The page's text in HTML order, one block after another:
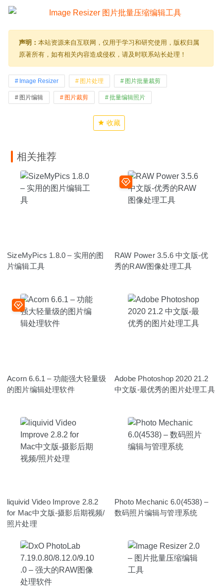
声明： 本站资源来自互联网，仅用于学习和研究使用，版权归属
原著所有，如有相关内容造成侵权，请及时联系站长处理！
Image Resizer 图片处理 图片批量裁剪
图片编辑 图片裁剪 批量编辑照片
收藏
相关推荐
SizeMyPics 1.8.0 – 实用的图
片编辑工具
RAW Power 3.5.6 中文版-优
秀的RAW图像处理工具
Acorn 6.6.1 – 功能强大轻量级
的图片编辑处理软件
Adobe Photoshop 2020 21.2
中文版-最优秀的图片处理工具
liquivid Video Improve 2.8.2
for Mac中文版-摄影后期视频/
照片处理
Photo Mechanic 6.0(4538) –
数码照片编辑与管理系统